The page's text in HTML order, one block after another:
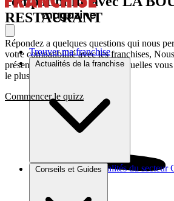
Trouver ma franchise
Actualités de la franchise
Brèves et actus Actualités du secteur
Conseils et Guides
RESTAURANT
Répondez a quelques questions qui nous
votre compatibilité avec les franchises,
présenter les franchises avec lesquelles
le plus d’affinité
Commencer le quizz